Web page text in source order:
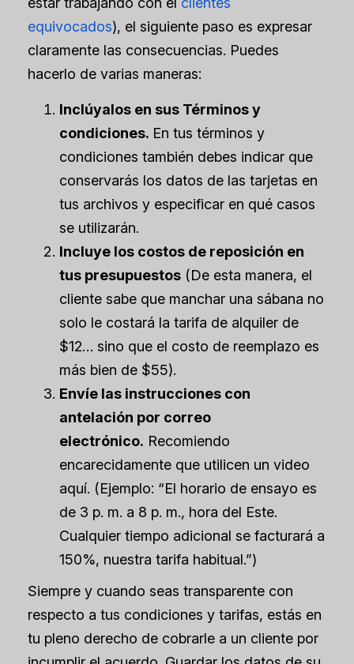
equivocados), el siguiente paso es expresar
claramente las consecuencias. Puedes
hacerlo de varias maneras:
Inclúyalos en sus Términos y
condiciones. En tus términos y
condiciones también debes indicar que
conservarás los datos de las tarjetas en
tus archivos y especificar en qué casos
se utilizarán.
Incluye los costos de reposición en
tus presupuestos (De esta manera, el
cliente sabe que manchar una sábana no
solo le costará la tarifa de alquiler de
$12… sino que el costo de reemplazo es
más bien de $55).
Envíe las instrucciones con
antelación por correo
electrónico. Recomiendo
encarecidamente que utilicen un video
aquí. (Ejemplo: “El horario de ensayo es
de 3 p. m. a 8 p. m., hora del Este.
Cualquier tiempo adicional se facturará a
150%, nuestra tarifa habitual.”)
Siempre y cuando seas transparente con
respecto a tus condiciones y tarifas, estás en
tu pleno derecho de cobrarle a un cliente por